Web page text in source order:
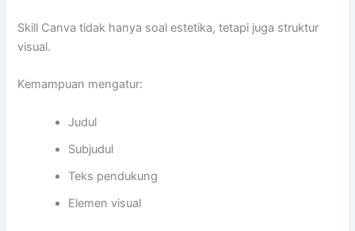
Skill Canva tidak hanya soal estetika, tetapi juga struktur
visual.
Kemampuan mengatur:
Judul
Subjudul
Teks pendukung
Elemen visual